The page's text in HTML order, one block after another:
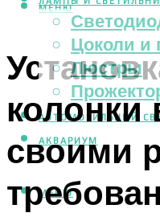
Цоколи и
Люстры
АВТОМОБИЛЬНЫЙ
АКВАРИУМ
МЕНЮ
МЕНЮ
колонки
своими